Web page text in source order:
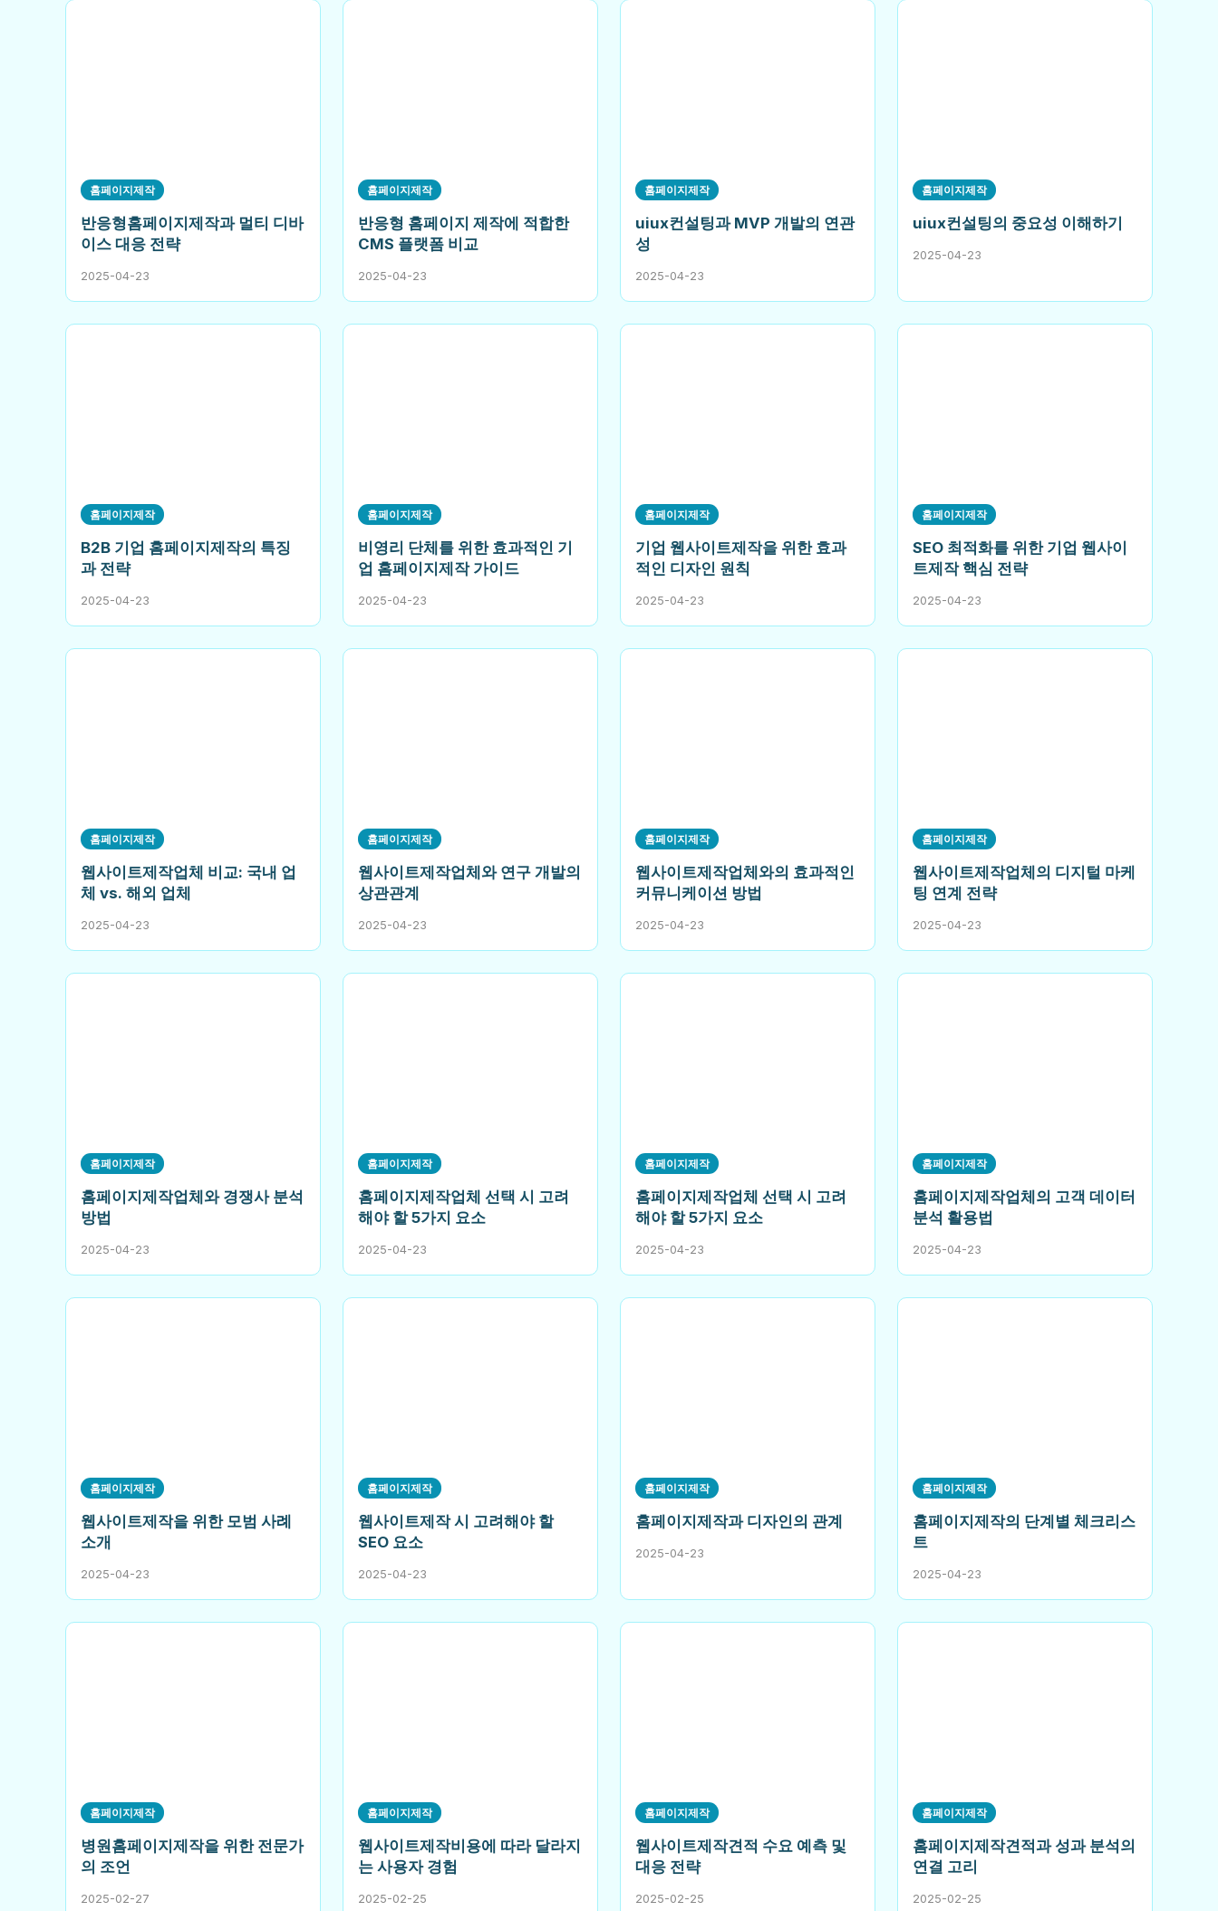
홈페이지제작
반응형홈페이지제작과 멀티 디바
이스 대응 전략
2025-04-23
홈페이지제작
반응형 홈페이지 제작에 적합한
CMS 플랫폼 비교
2025-04-23
홈페이지제작
uiux컨설팅과 MVP 개발의 연관
성
2025-04-23
홈페이지제작
uiux컨설팅의 중요성 이해하기
2025-04-23
홈페이지제작
B2B 기업 홈페이지제작의 특징
과 전략
2025-04-23
홈페이지제작
비영리 단체를 위한 효과적인 기
업 홈페이지제작 가이드
2025-04-23
홈페이지제작
기업 웹사이트제작을 위한 효과
적인 디자인 원칙
2025-04-23
홈페이지제작
SEO 최적화를 위한 기업 웹사이
트제작 핵심 전략
2025-04-23
홈페이지제작
웹사이트제작업체 비교: 국내 업
체 vs. 해외 업체
2025-04-23
홈페이지제작
웹사이트제작업체와 연구 개발의
상관관계
2025-04-23
홈페이지제작
웹사이트제작업체와의 효과적인
커뮤니케이션 방법
2025-04-23
홈페이지제작
웹사이트제작업체의 디지털 마케
팅 연계 전략
2025-04-23
홈페이지제작
홈페이지제작업체와 경쟁사 분석
방법
2025-04-23
홈페이지제작
홈페이지제작업체 선택 시 고려
해야 할 5가지 요소
2025-04-23
홈페이지제작
홈페이지제작업체 선택 시 고려
해야 할 5가지 요소
2025-04-23
홈페이지제작
홈페이지제작업체의 고객 데이터
분석 활용법
2025-04-23
홈페이지제작
웹사이트제작을 위한 모범 사례
소개
2025-04-23
홈페이지제작
웹사이트제작 시 고려해야 할
SEO 요소
2025-04-23
홈페이지제작
홈페이지제작과 디자인의 관계
2025-04-23
홈페이지제작
홈페이지제작의 단계별 체크리스
트
2025-04-23
홈페이지제작
병원홈페이지제작을 위한 전문가
의 조언
2025-02-27
홈페이지제작
웹사이트제작비용에 따라 달라지
는 사용자 경험
2025-02-25
홈페이지제작
웹사이트제작견적 수요 예측 및
대응 전략
2025-02-25
홈페이지제작
홈페이지제작견적과 성과 분석의
연결 고리
2025-02-25